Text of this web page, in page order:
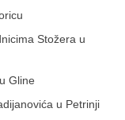
Stožera u
Gline
u Petrinji